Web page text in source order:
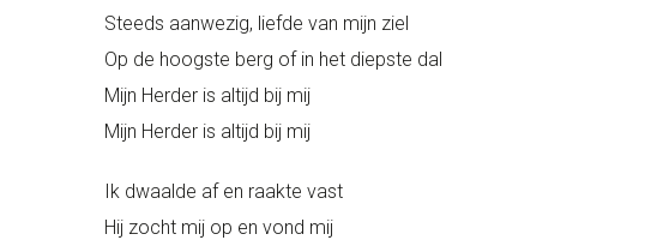
Steeds aanwezig, liefde van mijn ziel
Op de hoogste berg of in het diepste dal
Mijn Herder is altijd bij mij
Mijn Herder is altijd bij mij
Ik dwaalde af en raakte vast
Hij zocht mij op en vond mij